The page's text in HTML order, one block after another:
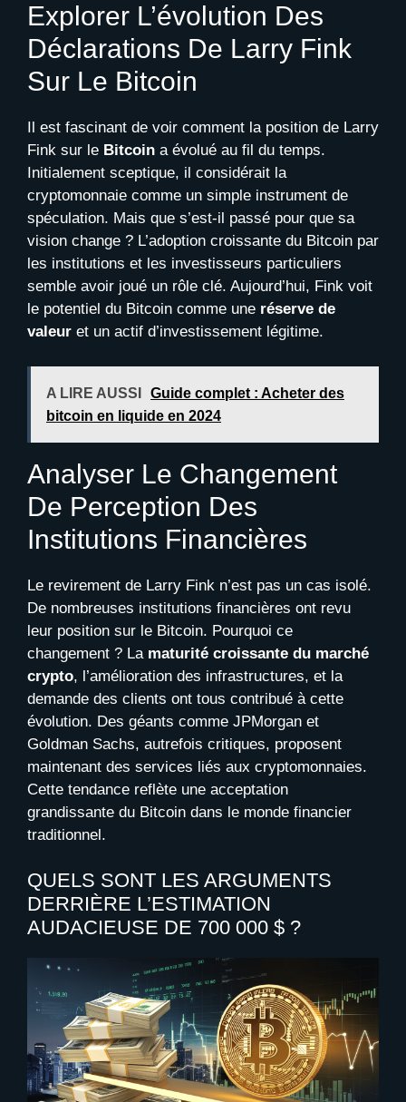
Explorer L’évolution Des
Déclarations De Larry Fink
Sur Le Bitcoin
Il est fascinant de voir comment la position de Larry
Fink sur le Bitcoin a évolué au fil du temps.
Initialement sceptique, il considérait la
cryptomonnaie comme un simple instrument de
spéculation. Mais que s’est-il passé pour que sa
vision change ? L’adoption croissante du Bitcoin par
les institutions et les investisseurs particuliers
semble avoir joué un rôle clé. Aujourd’hui, Fink voit
le potentiel du Bitcoin comme une réserve de
valeur et un actif d’investissement légitime.
A LIRE AUSSI
Guide complet : Acheter des
bitcoin en liquide en 2024
Analyser Le Changement
De Perception Des
Institutions Financières
Le revirement de Larry Fink n’est pas un cas isolé.
De nombreuses institutions financières ont revu
leur position sur le Bitcoin. Pourquoi ce
changement ? La maturité croissante du marché
crypto, l’amélioration des infrastructures, et la
demande des clients ont tous contribué à cette
évolution. Des géants comme JPMorgan et
Goldman Sachs, autrefois critiques, proposent
maintenant des services liés aux cryptomonnaies.
Cette tendance reflète une acceptation
grandissante du Bitcoin dans le monde financier
traditionnel.
QUELS SONT LES ARGUMENTS
DERRIÈRE L’ESTIMATION
AUDACIEUSE DE 700 000 $ ?